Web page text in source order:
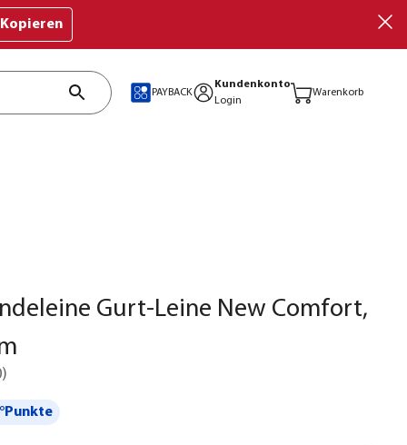
Kopieren
PAYBACK
Kundenkonto
Login
Warenkorb
Gurt-Leine New Comfort,
)